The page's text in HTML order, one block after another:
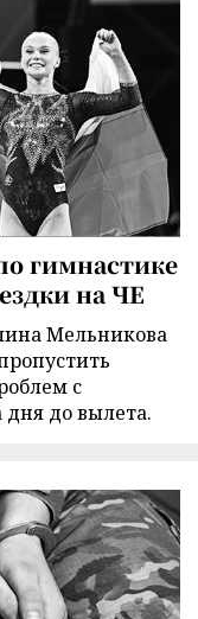
гимнастике
на ЧЕ
Мельникова
с
до вылета.